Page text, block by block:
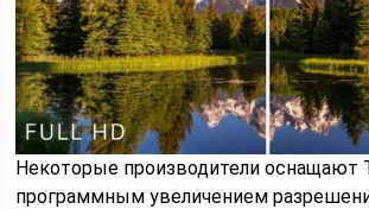
Некоторые производители оснащают
программным увеличением